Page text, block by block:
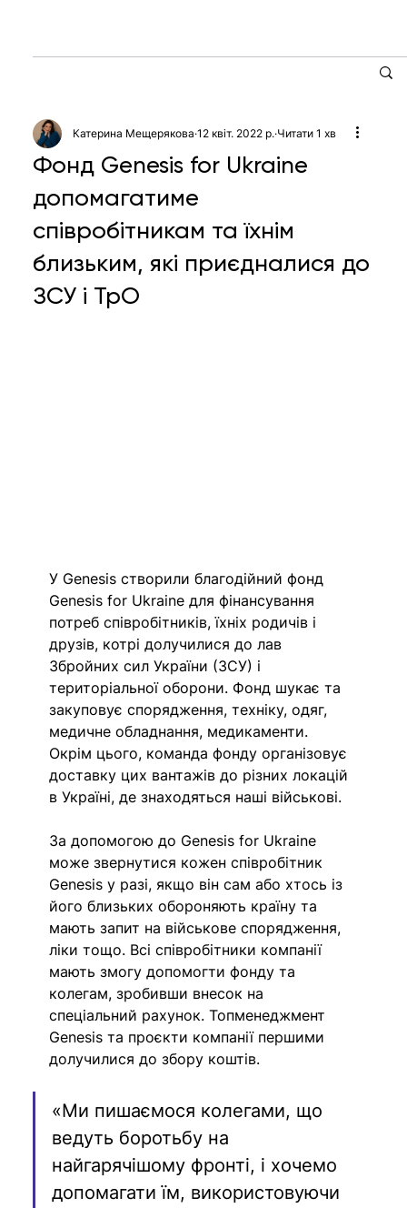
Фонд Genesis for Ukraine
допомагатиме
співробітникам та їхнім
близьким, які приєдналися до
ЗСУ і ТрО
Катерина Мещерякова 12 квіт. 2022 р. Читати 1 хв
У Genesis створили благодійний фонд
Genesis for Ukraine для фінансування
потреб співробітників, їхніх родичів і
друзів, котрі долучилися до лав
Збройних сил України (ЗСУ) і
територіальної оборони. Фонд шукає та
закуповує спорядження, техніку, одяг,
медичне обладнання, медикаменти.
Окрім цього, команда фонду організовує
доставку цих вантажів до різних локацій
в Україні, де знаходяться наші військові.
За допомогою до Genesis for Ukraine
може звернутися кожен співробітник
Genesis у разі, якщо він сам або хтось із
його близьких обороняють країну та
мають запит на військове спорядження,
ліки тощо. Всі співробітники компанії
мають змогу допомогти фонду та
колегам, зробивши внесок на
спеціальний рахунок. Топменеджмент
Genesis та проєкти компанії першими
долучилися до збору коштів.
«Ми пишаємося колегами, що
ведуть боротьбу на
найгарячішому фронті, і хочемо
допомагати їм, використовуючи